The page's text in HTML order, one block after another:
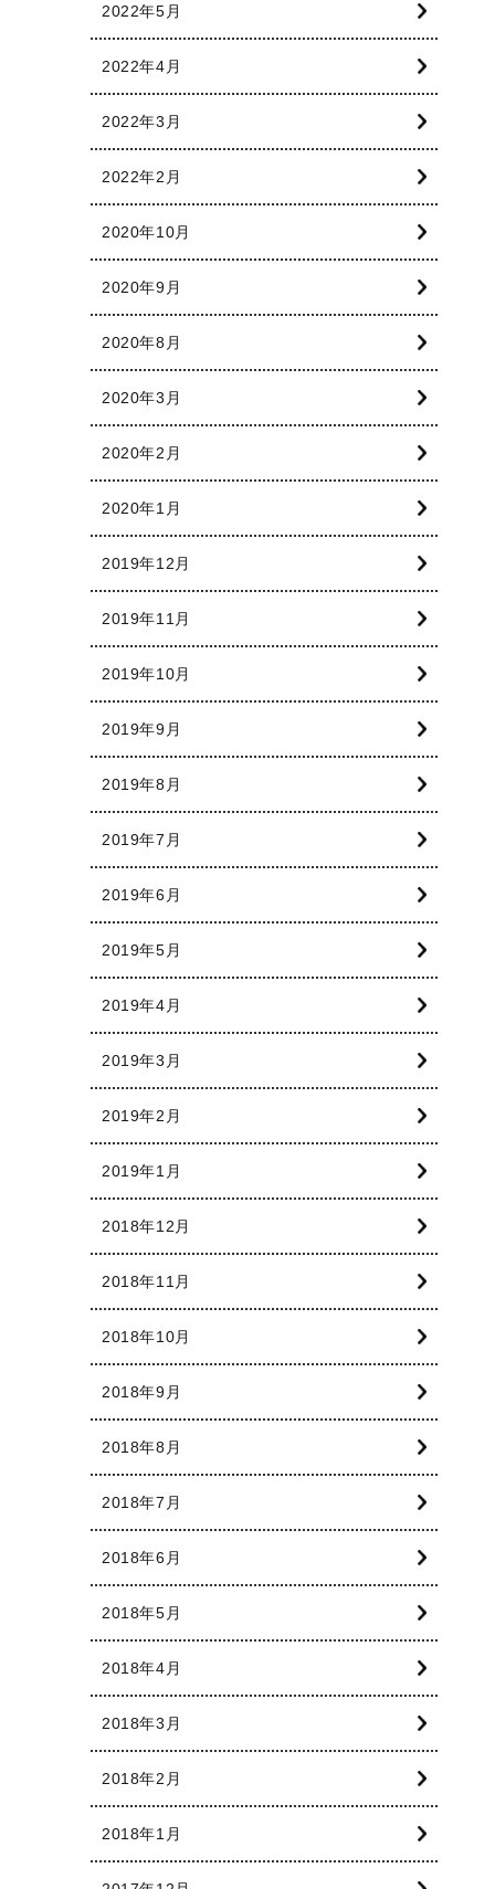
2022年5月
2022年4月
2022年3月
2022年2月
2020年10月
2020年9月
2020年8月
2020年3月
2020年2月
2020年1月
2019年12月
2019年11月
2019年10月
2019年9月
2019年8月
2019年7月
2019年6月
2019年5月
2019年4月
2019年3月
2019年2月
2019年1月
2018年12月
2018年11月
2018年10月
2018年9月
2018年8月
2018年7月
2018年6月
2018年5月
2018年4月
2018年3月
2018年2月
2018年1月